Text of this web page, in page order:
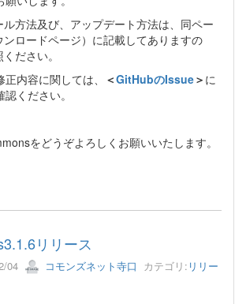
ル方法及び、アップデート方法は、同ペー
ンロードページ）に記載してありますの
ださい。
内容に関しては、
＜GitHubのIssue＞ に
ください。
をどうぞよろしくお願いいたします。
リリース
04 コモンズネット寺口 カテゴリ: リリー